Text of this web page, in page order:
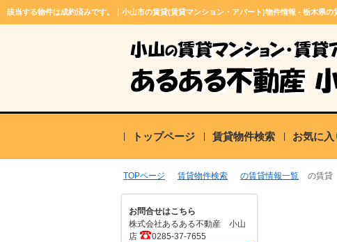
該当する物件は成約済みです。｜小山市の賃貸(賃貸マンション・アパート)物件情報 - 栃木県
トップページ 賃貸物件検索 お気に入
TOPページ 賃貸物件検索 の賃貸情報一覧 の賃貸
お問合せはこちら
株式会社あるある不動産 小山
店
0285-37-7655